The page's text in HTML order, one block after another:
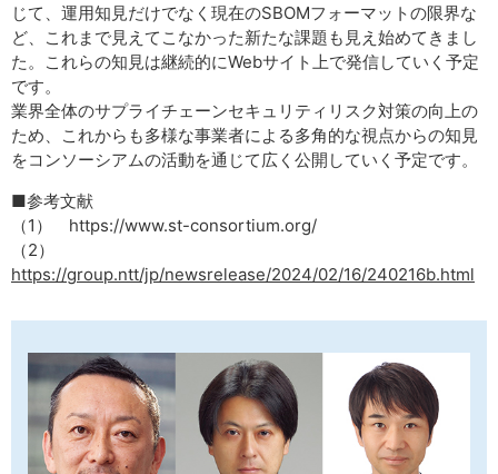
じて、運用知見だけでなく現在のSBOMフォーマットの限界な
ど、これまで見えてこなかった新たな課題も見え始めてきまし
た。これらの知見は継続的にWebサイト上で発信していく予定
です。
業界全体のサプライチェーンセキュリティリスク対策の向上の
ため、これからも多様な事業者による多角的な視点からの知見
をコンソーシアムの活動を通じて広く公開していく予定です。
■参考文献
（1） https://www.st-consortium.org/
（2）
https://group.ntt/jp/newsrelease/2024/02/16/240216b.html